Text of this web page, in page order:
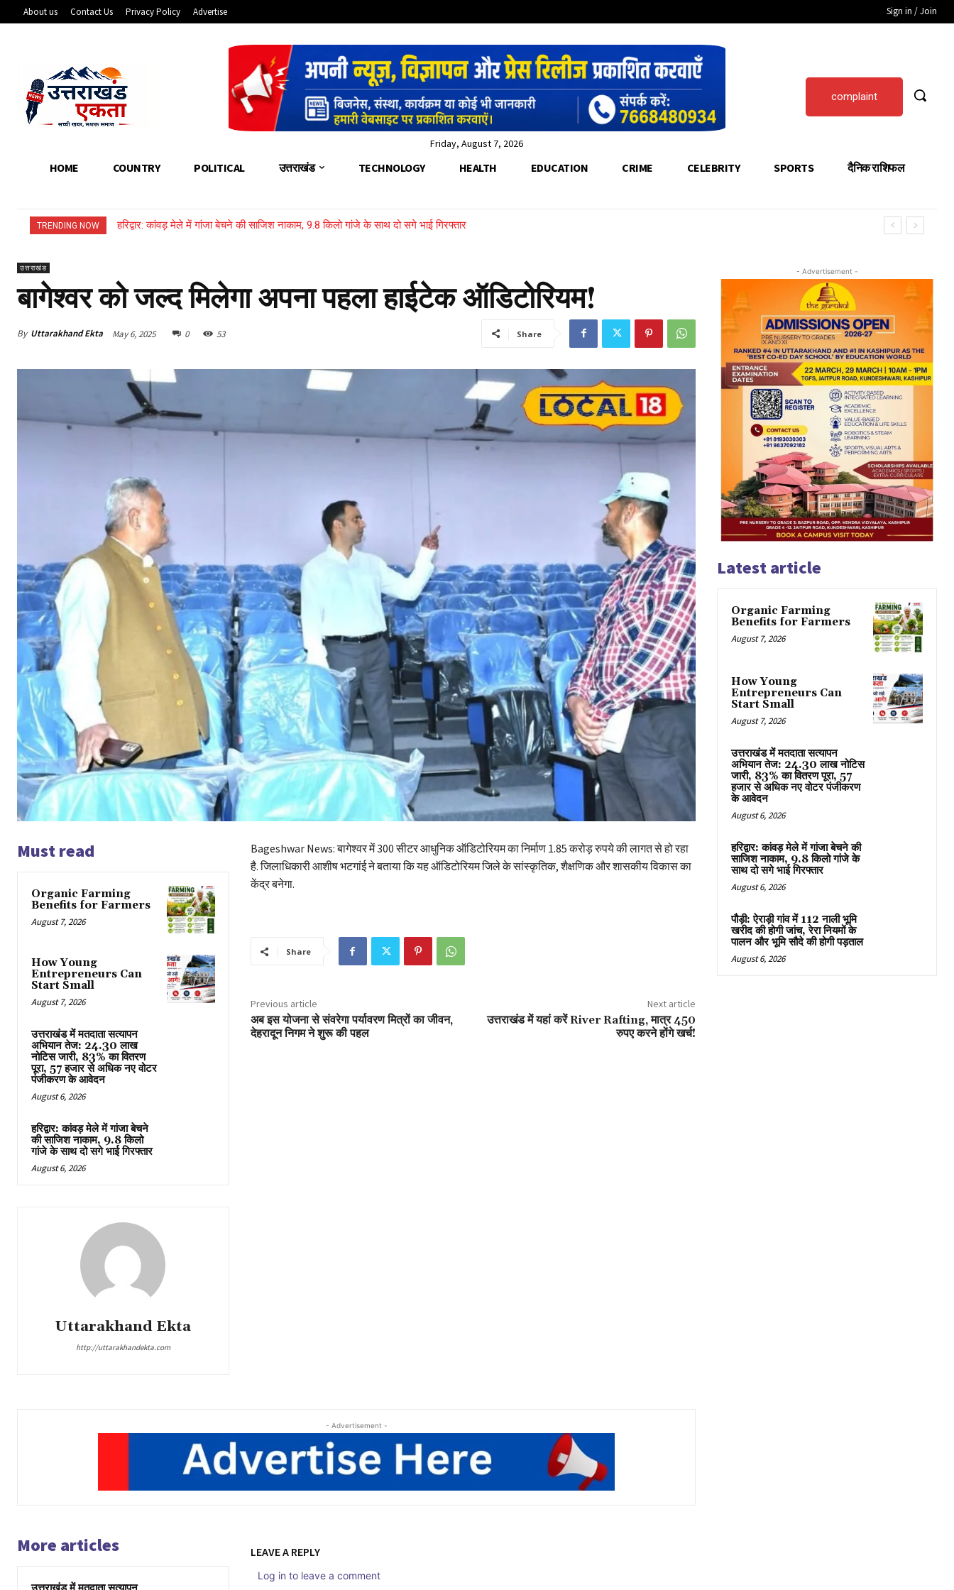
About us Contact Us Privacy Policy Advertise Sign in / Join
Friday, August 7, 2026
complaint
HOME COUNTRY POLITICAL उत्तराखंड TECHNOLOGY HEALTH EDUCATION CRIME CELEBRITY SPORTS दैनिक राशिफल
TRENDING NOW हरिद्वार: कांवड़ मेले में गांजा बेचने की साजिश नाकाम, 9.8 किलो गांजे के साथ दो सगे भाई गिरफ्तार
पौड़ी: ऐराड़ी गांव में 112 नाली भूमि खरीद की होगी जांच, रेरा नियमों के पालन और भूमि सौदे की होगी पड़ताल
उत्तराखंड
बागेश्वर को जल्द मिलेगा अपना पहला हाईटेक ऑडिटोरियम!
By Uttarakhand Ekta May 6, 2025 0 53 Share
Must read
Organic Farming
Benefits for Farmers
August 7, 2026
How Young
Entrepreneurs Can
Start Small
August 7, 2026
उत्तराखंड में मतदाता सत्यापन
अभियान तेज: 24.30 लाख
नोटिस जारी, 83% का वितरण
पूरा, 57 हजार से अधिक नए वोटर
पंजीकरण के आवेदन
August 6, 2026
हरिद्वार: कांवड़ मेले में गांजा बेचने
की साजिश नाकाम, 9.8 किलो
गांजे के साथ दो सगे भाई गिरफ्तार
August 6, 2026
Uttarakhand Ekta
http://uttarakhandekta.com
Bageshwar News: बागेश्वर में 300 सीटर आधुनिक ऑडिटोरियम का निर्माण 1.85 करोड़ रुपये की लागत से हो रहा
है. जिलाधिकारी आशीष भटगांई ने बताया कि यह ऑडिटोरियम जिले के सांस्कृतिक, शैक्षणिक और शासकीय विकास का
केंद्र बनेगा.
Share
Previous article
अब इस योजना से संवरेगा पर्यावरण मित्रों का जीवन,
देहरादून निगम ने शुरू की पहल
Next article
उत्तराखंड में यहां करें River Rafting, मात्र 450
रुपए करने होंगे खर्च!
- Advertisement -
More articles LEAVE A REPLY
Log in to leave a comment
- Advertisement -
Latest article
Organic Farming
Benefits for Farmers
August 7, 2026
How Young
Entrepreneurs Can
Start Small
August 7, 2026
उत्तराखंड में मतदाता सत्यापन
अभियान तेज: 24.30 लाख नोटिस
जारी, 83% का वितरण पूरा, 57
हजार से अधिक नए वोटर पंजीकरण
के आवेदन
August 6, 2026
हरिद्वार: कांवड़ मेले में गांजा बेचने की
साजिश नाकाम, 9.8 किलो गांजे के
साथ दो सगे भाई गिरफ्तार
August 6, 2026
पौड़ी: ऐराड़ी गांव में 112 नाली भूमि
खरीद की होगी जांच, रेरा नियमों के
पालन और भूमि सौदे की होगी पड़ताल
August 6, 2026